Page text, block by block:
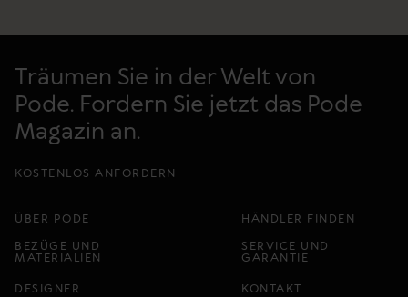
Träumen Sie in der Welt von
Pode. Fordern Sie jetzt das Pode
Magazin an.
KOSTENLOS ANFORDERN
ÜBER PODE
BEZÜGE UND
MATERIALIEN
DESIGNER
HÄNDLER FINDEN
SERVICE UND
GARANTIE
KONTAKT